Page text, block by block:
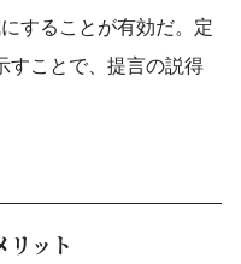
することが有効だ。定
すことで、提言の説得
リット